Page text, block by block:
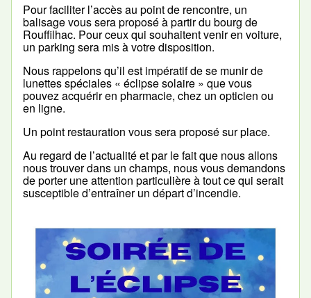
Pour faciliter l’accès au point de rencontre, un
balisage vous sera proposé à partir du bourg de
Rouffilhac. Pour ceux qui souhaitent venir en voiture,
un parking sera mis à votre disposition.
Nous rappelons qu’il est impératif de se munir de
lunettes spéciales « éclipse solaire » que vous
pouvez acquérir en pharmacie, chez un opticien ou
en ligne.
Un point restauration vous sera proposé sur place.
Au regard de l’actualité et par le fait que nous allons
nous trouver dans un champs, nous vous demandons
de porter une attention particulière à tout ce qui serait
susceptible d’entraîner un départ d’incendie.